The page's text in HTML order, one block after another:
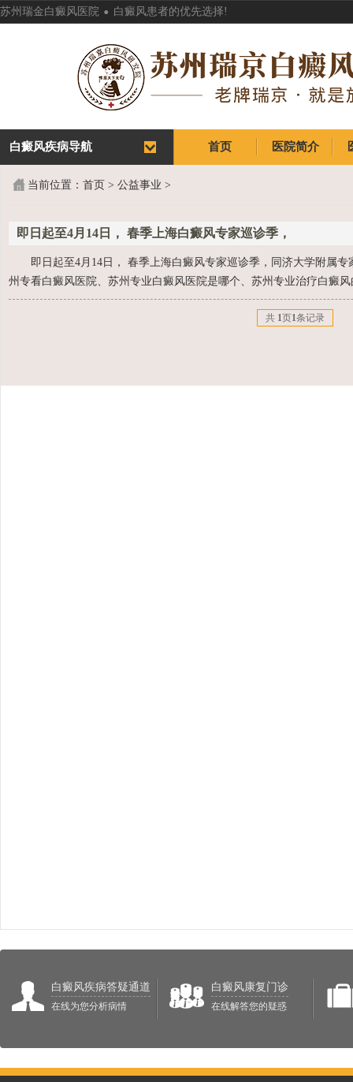
苏州瑞金白癜风医院 . 白癜风患者的优先选择!
首页 医院简介
白癜风疾病导航
当前位置： 首页 > 公益事业 >
即日起至4月14日， 春季上海白癜风专家巡诊季，
即日起至4月14日， 春季上海白癜风专家巡诊季，同济大学附属
州专看白癜风医院、苏州专业白癜风医院是哪个、苏州专业治疗白癜
共 1页1条记录
白癜风疾病答疑通道
在线为您分析病情
白癜风康复门诊
在线解答您的疑惑